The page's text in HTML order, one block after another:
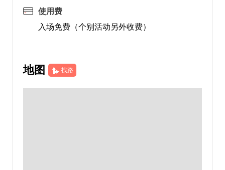
使用费
入场免费（个别活动另外收费）
地图 找路